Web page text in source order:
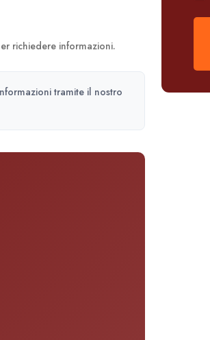
richiedere informazioni.
tramite il nostro